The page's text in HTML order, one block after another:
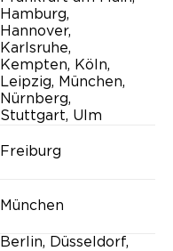
Hamburg,
Hannover,
Karlsruhe,
Kempten, Köln,
Leipzig, München,
Nürnberg,
Stuttgart, Ulm
Freiburg
München
Berlin, Düsseldorf,